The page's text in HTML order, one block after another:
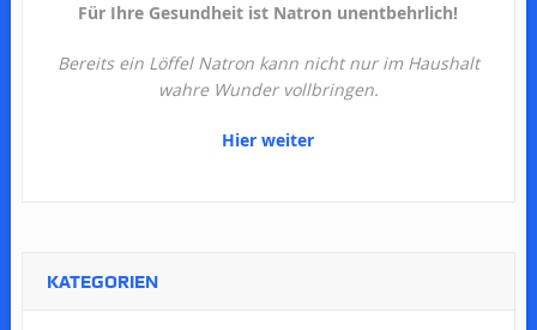
Für Ihre Gesundheit ist Natron unentbehrlich!
Bereits ein Löffel Natron kann nicht nur im Haushalt
wahre Wunder vollbringen.
Hier weiter
KATEGORIEN